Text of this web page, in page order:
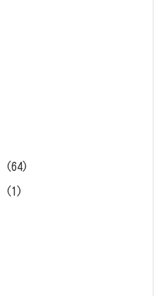
(64)
(1)